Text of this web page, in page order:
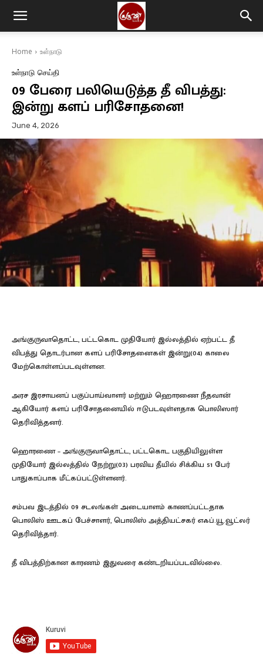
Home உள்நாடு
உள்நாடு செய்தி
09 பேரை பலியெடுத்த தீ விபத்து:
இன்று களப் பரிசோதனை!
June 4, 2026
அங்குருவாதொட்ட, பட்டகொட முதியோர் இல்லத்தில் ஏற்பட்ட தீ
விபத்து தொடர்பான களப் பரிசோதனைகள் இன்று(04) காலை
மேற்கொள்ளப்படவுள்ளன.
அரச இரசாயனப் பகுப்பாய்வாளர் மற்றும் ஹொரணை நீதவான்
ஆகியோர் களப் பரிசோதனையில் ஈடுபடவுள்ளதாக பொலிஸார்
தெரிவித்தனர்.
ஹொரணை – அங்குருவாதொட்ட, பட்டகொட பகுதியிலுள்ள
முதியோர் இல்லத்தில் நேற்று(03) பரவிய தீயில் சிக்கிய 51 பேர்
பாதுகாப்பாக மீட்கப்பட்டுள்ளனர்.
சம்பவ இடத்தில் 09 சடலங்கள் அடையாளம் காணப்பட்டதாக
பொலிஸ் ஊடகப் பேச்சாளர், பொலிஸ் அத்தியட்சகர் எஃப்.யூ.வூட்லர்
தெரிவித்தார்.
தீ விபத்திற்கான காரணம் இதுவரை கண்டறியப்படவில்லை.